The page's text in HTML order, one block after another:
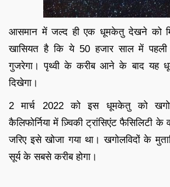
आसमान में जल्द ही एक धूमकेतु देखने को
खासियत है कि ये 50 हजार साल में पहली
गुजरेगा। पृथ्वी के करीब आने के बाद यह
दिखेगा।
2 मार्च 2022 को इस धूमकेतु को
कैलिफोर्निया में ज़्विकी ट्रांसिएंट फैसिलिटी के
जरिए इसे खोजा गया था। खगोलविदों के
सूर्य के सबसे करीब होगा।